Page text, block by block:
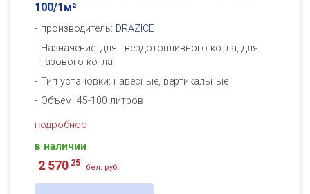
100/1м²
производитель: DRAZICE
Назначение: для твердотопливного котла, для
газового котла
Тип установки: навесные, вертикальные
Объем: 45-100 литров
подробнее
в наличии
2 570 25 бел. руб.